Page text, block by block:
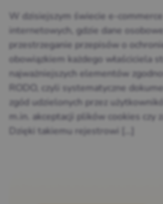
W dzisiejszym świecie e-
internetowych, gdzie dane
przestrzeganie przepisów o
obowiązkiem każdego właściciela
najważniejszych elementów
RODO, czyli systematyczne
zgód udzielonych przez
m.in. akceptacji plików cookies czy
Dzięki takiemu rejestrowi […]